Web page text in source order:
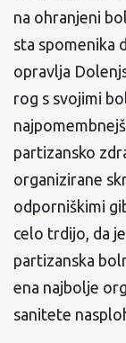
na ohranjeni
sta spomenika
opravlja
rog s svojimi
partizansko
organizirane
odporniškimi
celo trdijo, da
partizanska
ena najbolje
sanitete